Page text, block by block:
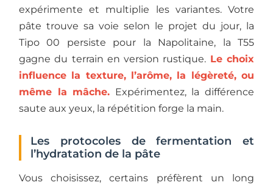
expérimente et multiplie les variantes. Votre
pâte trouve sa voie selon le projet du jour, la
Tipo 00 persiste pour la Napolitaine, la T55
gagne du terrain en version rustique. Le choix
influence la texture, l’arôme, la légèreté, ou
même la mâche. Expérimentez, la différence
saute aux yeux, la répétition forge la main.
Les protocoles de fermentation et
l’hydratation de la pâte
Vous choisissez, certains préfèrent un long